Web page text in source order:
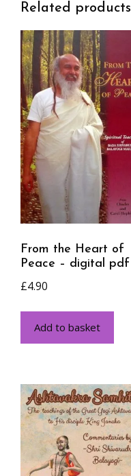
Related products
From the Heart of
Peace – digital pdf
£4.90
Add to basket